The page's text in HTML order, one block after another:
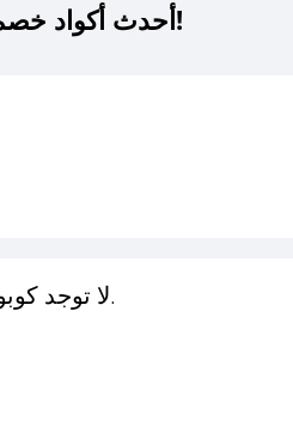
أحدث أكواد خصم سلة الجمال كود خصم حصري لـ سلة الجمال الآن!
لا توجد كوبونات متاحة لـهذا المتجر حاليًا.